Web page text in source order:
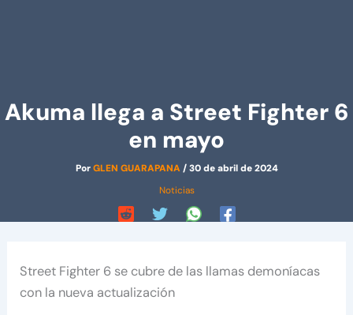
Akuma llega a Street Fighter 6
en mayo
PorGLEN GUARAPANA/30 de abril de 2024
Noticias
Street Fighter 6 se cubre de las llamas demoníacas
con la nueva actualización